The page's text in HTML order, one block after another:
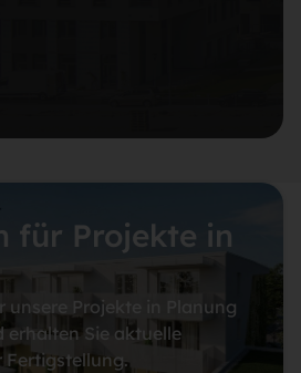
für Projekte in
unsere Projekte in Planung
erhalten Sie aktuelle